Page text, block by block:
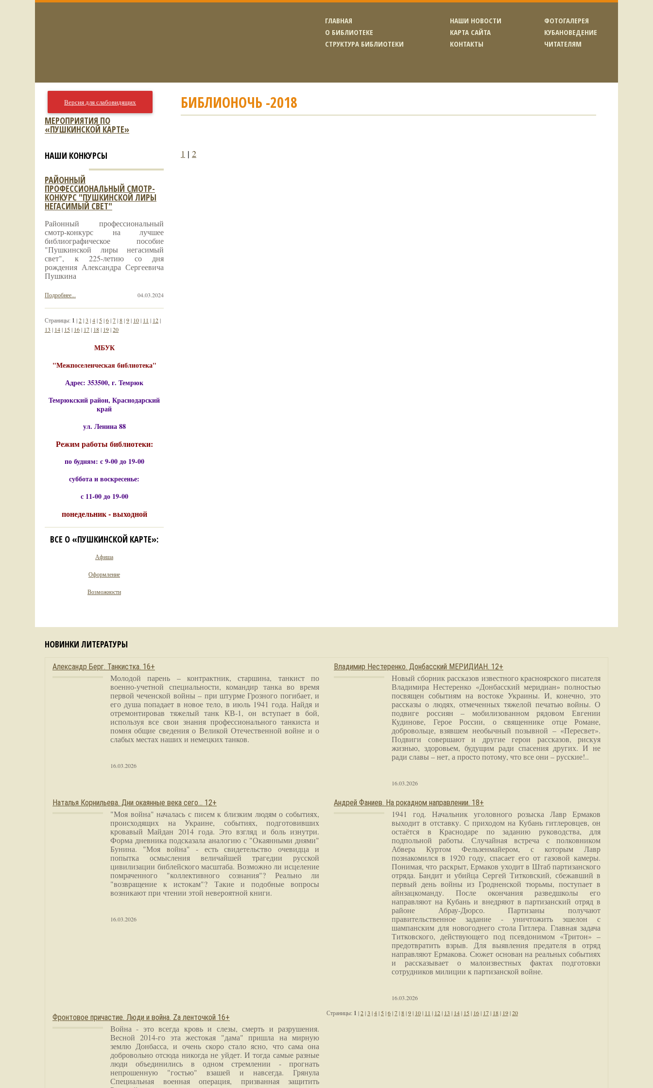
ГЛАВНАЯ
О БИБЛИОТЕКЕ
СТРУКТУРА БИБЛИОТЕКИ
НАШИ НОВОСТИ
КАРТА САЙТА
КОНТАКТЫ
ФОТОГАЛЕРЕЯ
КУБАНОВЕДЕНИЕ
ЧИТАТЕЛЯМ
БИБЛИОНОЧЬ -2018
1 | 2
Версия для слабовидящих
МЕРОПРИЯТИЯ ПО
«ПУШКИНСКОЙ КАРТЕ»
НАШИ КОНКУРСЫ
РАЙОННЫЙ
ПРОФЕССИОНАЛЬНЫЙ СМОТР-
КОНКУРС "ПУШКИНСКОЙ ЛИРЫ
НЕГАСИМЫЙ СВЕТ"
Районный профессиональный
смотр-конкурс на лучшее
библиографическое пособие
"Пушкинской лиры негасимый
свет", к 225-летию со дня
рождения Александра Сергеевича
Пушкина
04.03.2024
Подробнее...
Страницы: 1 |2|3 |4| 5|6|7|8|9| 10| 11 | 12|
13 | 14| 15| 16| 17| 18| 19|20
МБУК
"Межпоселенческая библиотека"
Адрес: 353500, г. Темрюк
Темрюкский район, Краснодарский
край
ул. Ленина 88
Режим работы библиотеки:
по будням: с 9-00 до 19-00
суббота и воскресенье:
с 11-00 до 19-00
понедельник - выходной
ВСЕ О «ПУШКИНСКОЙ КАРТЕ»:
Афиша
Оформление
Возможности
НОВИНКИ ЛИТЕРАТУРЫ
Александр Берг. Танкистка. 16+
Молодой парень – контрактник, старшина, танкист по
военно-учетной специальности, командир танка во время
первой чеченской войны – при штурме Грозного погибает, и
его душа попадает в новое тело, в июль 1941 года. Найдя и
отремонтировав тяжелый танк КВ-1, он вступает в бой,
используя все свои знания профессионального танкиста и
помня общие сведения о Великой Отечественной войне и о
слабых местах наших и немецких танков.
16.03.2026
Владимир Нестеренко. Донбасский МЕРИДИАН. 12+
Новый сборник рассказов известного красноярского писателя
Владимира Нестеренко «Донбасский меридиан» полностью
посвящен событиям на востоке Украины. И, конечно, это
рассказы о людях, отмеченных тяжелой печатью войны. О
подвиге россиян – мобилизованном рядовом Евгении
Кудинове, Герое России, о священнике отце Романе,
добровольце, взявшем необычный позывной – «Пересвет».
Подвиги совершают и другие герои рассказов, рискуя
жизнью, здоровьем, будущим ради спасения других. И не
ради славы – нет, а просто потому, что все они – русские!..
16.03.2026
Наталья Корнильева. Дни окаянные века сего… 12+
"Моя война" началась с писем к близким людям о событиях,
происходящих на Украине, событиях, подготовивших
кровавый Майдан 2014 года. Это взгляд и боль изнутри.
Форма дневника подсказала аналогию с "Окаянными днями"
Бунина. "Моя война" - есть свидетельство очевидца и
попытка осмысления величайшей трагедии русской
цивилизации библейского масштаба. Возможно ли исцеление
помраченного "коллективного сознания"? Реально ли
"возвращение к истокам"? Такие и подобные вопросы
возникают при чтении этой невероятной книги.
16.03.2026
Андрей Фаниев. На рокадном направлении. 18+
1941 год. Начальник уголовного розыска Лавр Ермаков
выходит в отставку. С приходом на Кубань гитлеровцев, он
остаётся в Краснодаре по заданию руководства, для
подпольной работы. Случайная встреча с полковником
Абвера Куртом Фельзенмайером, с которым Лавр
познакомился в 1920 году, спасает его от газовой камеры.
Понимая, что раскрыт, Ермаков уходит в Штаб партизанского
отряда. Бандит и убийца Сергей Титковский, сбежавший в
первый день войны из Гродненской тюрьмы, поступает в
айнзацкоманду. После окончания разведшколы его
направляют на Кубань и внедряют в партизанский отряд в
районе Абрау-Дюрсо. Партизаны получают
правительственное задание - уничтожить эшелон с
шампанским для новогоднего стола Гитлера. Главная задача
Титковского, действующего под псевдонимом «Тритон» –
предотвратить взрыв. Для выявления предателя в отряд
направляют Ермакова. Сюжет основан на реальных событиях
и рассказывает о малоизвестных фактах подготовки
сотрудников милиции к партизанской войне.
16.03.2026
Фронтовое причастие. Люди и война. Zа ленточкой 16+
Война - это всегда кровь и слезы, смерть и разрушения.
Весной 2014-го эта жестокая "дама" пришла на мирную
землю Донбасса, и очень скоро стало ясно, что сама она
добровольно отсюда никогда не уйдет. И тогда самые разные
люди объединились в одном стремлении - прогнать
непрошенную "гостью" взашей и навсегда. Грянула
Специальная военная операция, призванная защитить
Страницы: 1 |2|3 |4| 5 |6|7|8|9| 10| 11 | 12| 13 | 14| 15 | 16| 17| 18| 19|20